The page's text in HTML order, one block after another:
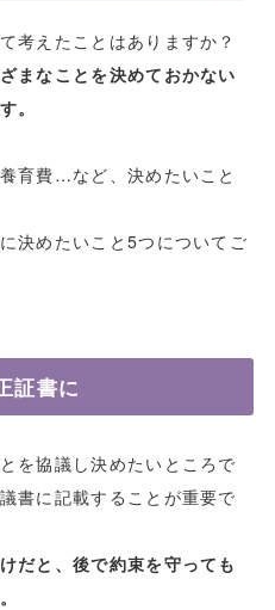
考えたことはありますか？
まなことを決めておかない
。
育費…など、決めたいこと
決めたいこと5つについてご
証書に
を協議し決めたいところで
書に記載することが重要で
だと、後で約束を守っても